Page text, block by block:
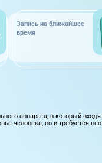
Запись на ближайшее
время
аппарата, в который
человека, но и требуется